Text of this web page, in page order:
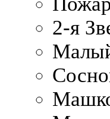
2-я